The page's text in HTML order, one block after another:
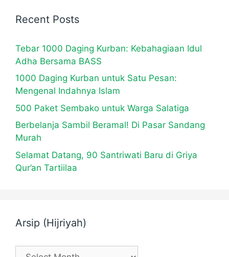
Recent Posts
Tebar 1000 Daging Kurban: Kebahagiaan Idul
Adha Bersama BASS
1000 Daging Kurban untuk Satu Pesan:
Mengenal Indahnya Islam
500 Paket Sembako untuk Warga Salatiga
Berbelanja Sambil Beramal! Di Pasar Sandang
Murah
Selamat Datang, 90 Santriwati Baru di Griya
Qur’an Tartiilaa
Arsip (Hijriyah)
Arsip